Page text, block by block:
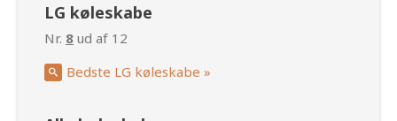
LG køleskabe
Nr. 8 ud af 12
Bedste LG køleskabe »